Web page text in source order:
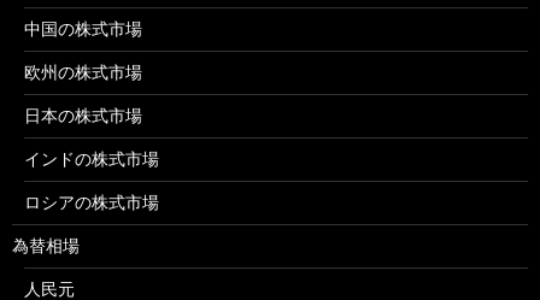
中国の株式市場
欧州の株式市場
日本の株式市場
インドの株式市場
ロシアの株式市場
為替相場
人民元